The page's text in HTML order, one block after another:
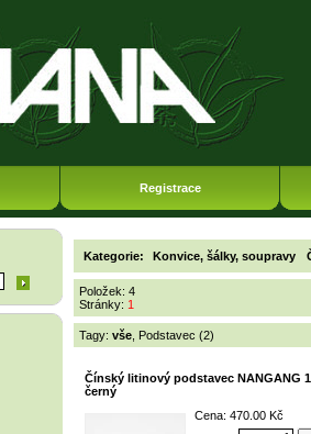
Registrace
Kategorie: Konvice, šálky, soupravy
Položek: 4
Stránky: 1
Tagy: vše Podstavec (2)
Čínský litinový podstavec NANGANG
černý
Cena: 470.00 Kč